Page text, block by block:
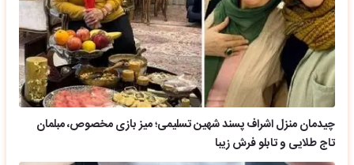
چیدمان منزل اشراف پسند شهین تسلیمی؛ میز بازی مخصوص، مبلمان
تاج طلایی و تابلو فرش زیبا